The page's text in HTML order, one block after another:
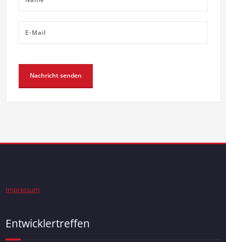
Impressum
Entwicklertreffen